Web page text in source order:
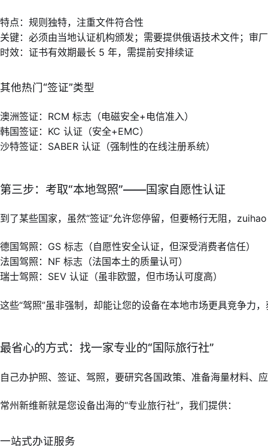
特点：规则独特，注重文件符合性
关键：必须由当地认证机构颁发；需要提供俄语技术文件；审
时效：证书有效期最长 5 年，需提前安排续证
其他热门“签证”类型
澳洲签证：RCM 标志（电磁安全+电信准入）
韩国签证：KC 认证（安全+EMC）
沙特签证：SABER 认证（强制性的在线注册系统）
第三步：考取“本地驾照”——国家自愿性认证
到了某些国家，虽然“签证”允许您停留，但要畅行无阻，
德国驾照：GS 标志（自愿性安全认证，但深受消费者信任）
法国驾照：NF 标志（法国本土的质量认可）
瑞士驾照：SEV 认证（虽非欧盟，但市场认可度高）
这些“驾照”虽非强制，却能让您的设备在本地市场更具竞争力
最省心的方式：找一家专业的“国际旅行社”
自己办护照、签证、驾照，要研究各国政策、准备海量材料
常州新维新就是您设备出海的“专业旅行社”，我们提供：
一站式办证服务